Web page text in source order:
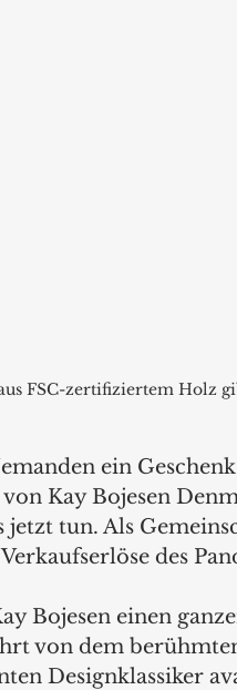
FSC-zertifiziertem Holz
ein
Kay Bojesen
jetzt tun. Als
des
Bojesen einen
von dem
Designklassiker